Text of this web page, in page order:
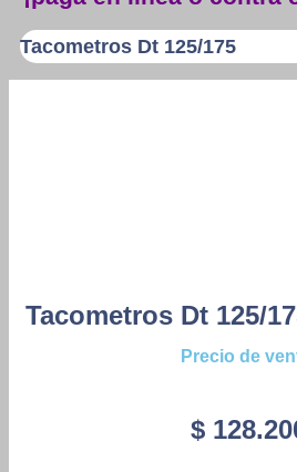
Tacometros Dt 125/175
Tacometros Dt 125/
Precio de
$